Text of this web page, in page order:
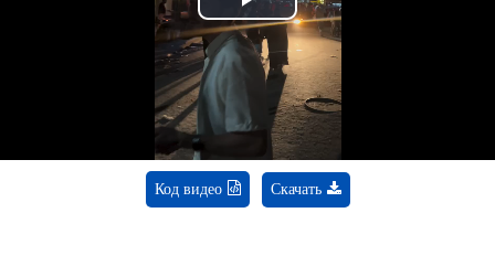
Play
Video
Код видео Скачать